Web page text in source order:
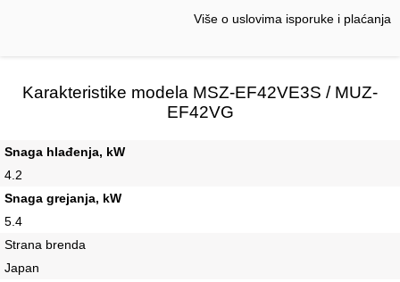
Više o uslovima isporuke i plaćanja
Karakteristike modela MSZ-EF42VE3S / MUZ-
EF42VG
Snaga hlađenja, kW
4.2
Snaga grejanja, kW
5.4
Strana brenda
Japan